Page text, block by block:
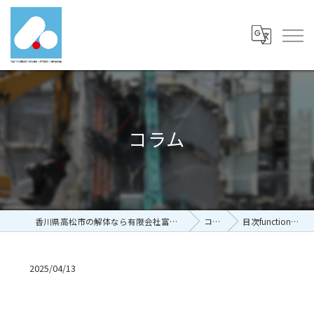
コラム
香川県高松市の解体なら有限会社富士メディカルサービス コラム 目次functiontel_con…
2025/04/13